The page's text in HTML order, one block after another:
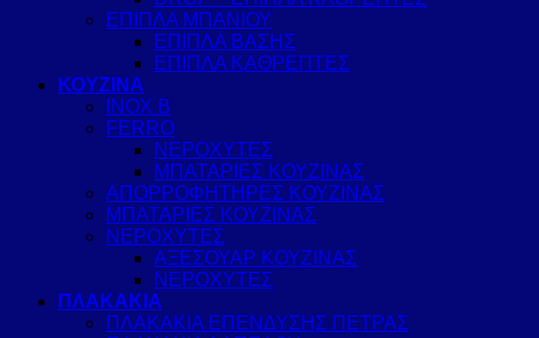
ΕΠΙΠΛΑ ΜΠΑΝΙΟΥ
ΕΠΙΠΛΑ ΒΑΣΗΣ
ΕΠΙΠΛΑ ΚΑΘΡΕΠΤΕΣ
ΚΟΥΖΙΝΑ
INOX B
FERRO
ΝΕΡΟΧΥΤΕΣ
ΜΠΑΤΑΡΙΕΣ ΚΟΥΖΙΝΑΣ
ΑΠΟΡΡΟΦΗΤΗΡΕΣ ΚΟΥΖΙΝΑΣ
ΜΠΑΤΑΡΙΕΣ ΚΟΥΖΙΝΑΣ
ΝΕΡΟΧΥΤΕΣ
ΑΞΕΣΟΥΑΡ ΚΟΥΖΙΝΑΣ
ΝΕΡΟΧΥΤΕΣ
ΠΛΑΚΑΚΙΑ
ΠΛΑΚΑΚΙΑ ΕΠΕΝΔΥΣΗΣ ΠΕΤΡΑΣ